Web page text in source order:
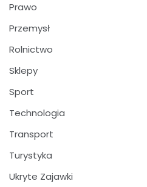
Prawo
Przemysł
Rolnictwo
Sklepy
Sport
Technologia
Transport
Turystyka
Ukryte Zajawki